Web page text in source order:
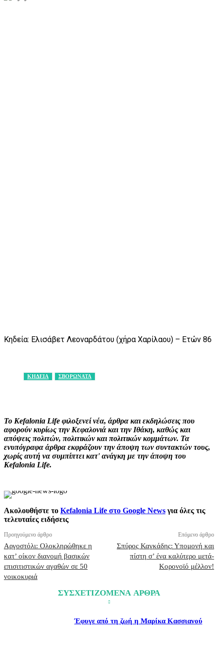
Κηδεία: Ελισάβετ Λεοναρδάτου (χήρα Χαρίλαου) – Ετών 86
ΚΗΔΕΙΑ ΣΒΟΡΩΝΑΤΑ
Το Kefalonia Life φιλοξενεί νέα, άρθρα και εκδηλώσεις που
αφορούν κυρίως την Κεφαλονιά και την Ιθάκη, καθώς και
απόψεις πολιτών, πολιτικών και πολιτικών κομμάτων. Τα
ενυπόγραφα άρθρα εκφράζουν την άποψη των συντακτών τους,
χωρίς αυτή να συμπίπτει κατ' ανάγκη με την άποψη του
Kefalonia Life.
Ακολουθήστε το Kefalonia Life στο Google News για όλες τις
τελευταίες ειδήσεις
Προηγούμενο άρθρο
Αργοστόλι: Ολοκληρώθηκε η
κατ’ οίκον διανομή βασικών
επισιτιστικών αγαθών σε 50
νοικοκυριά
Επόμενο άρθρο
Σπύρος Καγκάδης: Υπομονή και
πίστη σ’ ένα καλύτερο μετά-
Κορονοϊό μέλλον!
ΣΥΣΧΕΤΙΖΟΜΕΝΑ ΑΡΘΡΑ
Έφυγε από τη ζωή η Μαρίκα Κασσιανού